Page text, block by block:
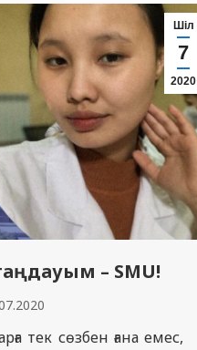
курс студенті Мамыров
көрсетті.
Шіл
7
2020
– SMU!
тек сөзбен ғана емес,